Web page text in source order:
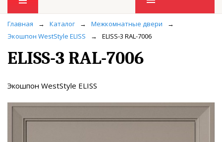
Промо товары
Главная → Каталог → Межкомнатные двери
→
Экошпон WestStyle ELISS
→ ELISS-3 RAL-7006
ELISS-3 RAL-7006
Экошпон WestStyle ELISS